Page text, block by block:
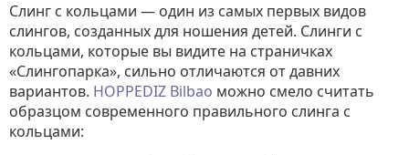
Слинг с кольцами — один из самых первых видов
слингов, созданных для ношения детей. Слинги с
кольцами, которые вы видите на страничках
«Слингопарка», сильно отличаются от давних
вариантов. HOPPEDIZ Bilbao можно смело считать
образцом современного правильного слинга с
кольцами: